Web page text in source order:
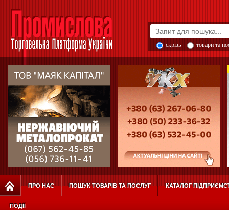
скрізь товари та
ПРО НАС ПОШУК ТОВАРІВ ТА ПОСЛУГ КАТАЛОГ
ПОДІЇ